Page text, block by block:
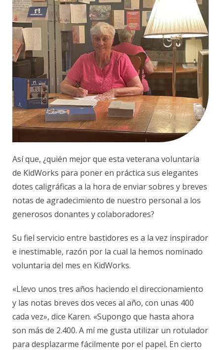
Así que, ¿quién mejor que esta veterana voluntaria
de KidWorks para poner en práctica sus elegantes
dotes caligráficas a la hora de enviar sobres y breves
notas de agradecimiento de nuestro personal a los
generosos donantes y colaboradores?
Su fiel servicio entre bastidores es a la vez inspirador
e inestimable, razón por la cual la hemos nominado
voluntaria del mes en KidWorks.
«Llevo unos tres años haciendo el direccionamiento
y las notas breves dos veces al año, con unas 400
cada vez», dice Karen. «Supongo que hasta ahora
son más de 2.400. A mí me gusta utilizar un rotulador
para desplazarme fácilmente por el papel. En cierto